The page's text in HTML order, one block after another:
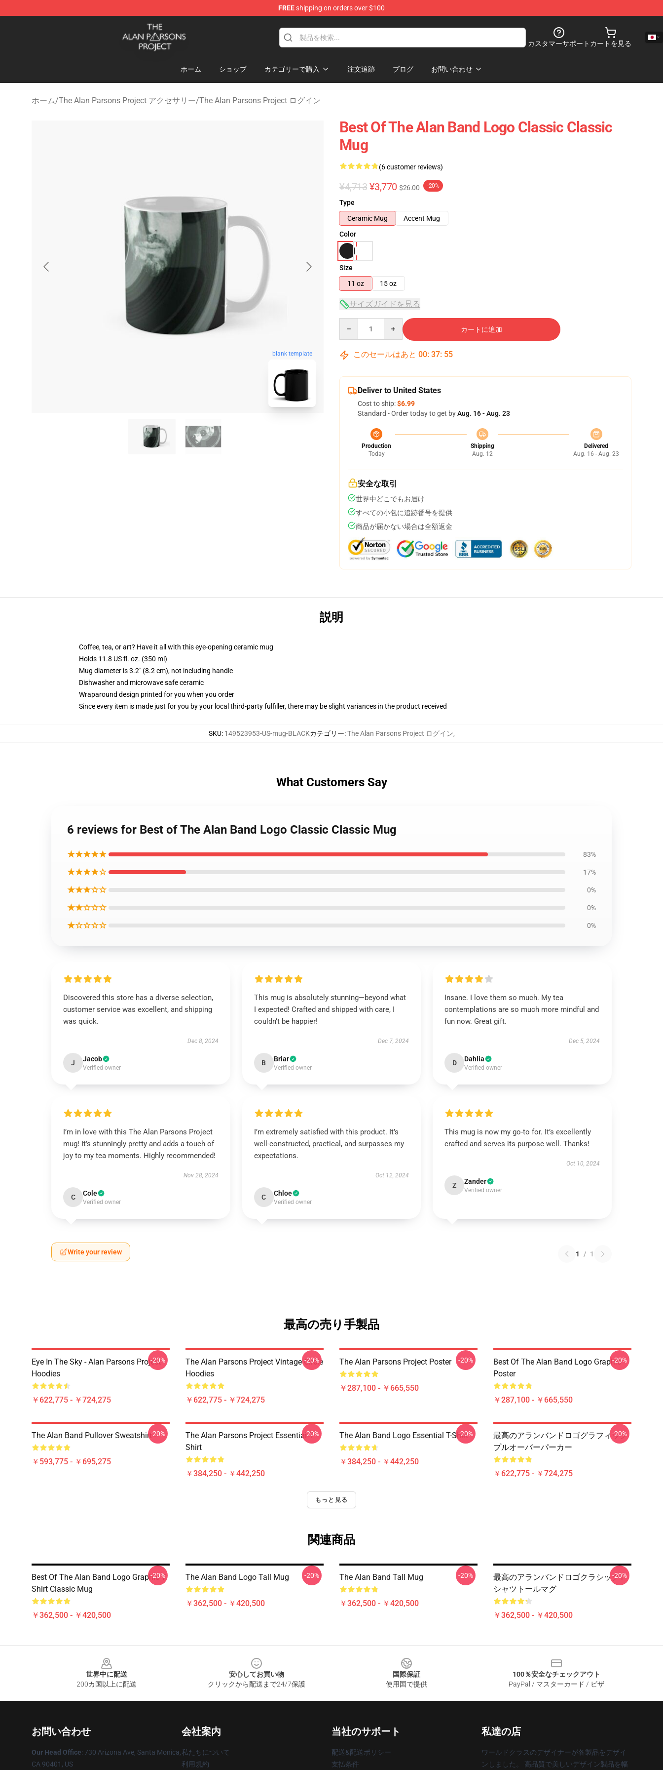
FREEshipping on orders over $100
The Alan Parsons Project Store - Official The Alan Parsons Project Merchandise Shop
カスタマーサポート カートを見る
ホーム ショップ カテゴリーで購入 注文追跡 ブログ お問い合わせ
ホーム/The Alan Parsons Project アクセサリー/The Alan Parsons Project ログイン
blank template
Best Of The Alan Band Logo Classic Classic
Mug
(6 customer reviews)
¥4,713 ¥3,770 $26.00 -20%
Type
Ceramic Mug
Accent Mug
Color
Size
11 oz
15 oz
サイズガイドを見る
カートに追加
このセールはあと 00: 37: 54
Deliver to United States
Cost to ship:$6.99
Standard - Order today to get byAug. 16 - Aug. 23
Production
Today
Shipping
Aug. 12
Delivered
Aug. 16 - Aug. 23
安全な取引
世界中どこでもお届け
すべての小包に追跡番号を提供
商品が届かない場合は全額返金
説明
Coffee, tea, or art? Have it all with this eye-opening ceramic mug
Holds 11.8 US fl. oz. (350 ml)
Mug diameter is 3.2" (8.2 cm), not including handle
Dishwasher and microwave safe ceramic
Wraparound design printed for you when you order
Since every item is made just for you by your local third-party fulfiller, there may be slight variances in the product received
SKU: 149523953-US-mug-BLACKカテゴリー:The Alan Parsons Project ログイン,
What Customers Say
6 reviews for Best of The Alan Band Logo Classic Classic Mug
★★★★★ 83%
★★★★☆ 17%
★★★☆☆ 0%
★★☆☆☆ 0%
★☆☆☆☆ 0%
Discovered this store has a diverse selection,
customer service was excellent, and shipping
was quick.
Dec 8, 2024
J Jacob
Verified owner
This mug is absolutely stunning—beyond what
I expected! Crafted and shipped with care, I
couldn’t be happier!
Dec 7, 2024
B Briar
Verified owner
Insane. I love them so much. My tea
contemplations are so much more mindful and
fun now. Great gift.
Dec 5, 2024
D Dahlia
Verified owner
I’m in love with this The Alan Parsons Project
mug! It’s stunningly pretty and adds a touch of
joy to my tea moments. Highly recommended!
Nov 28, 2024
C Cole
Verified owner
I’m extremely satisfied with this product. It’s
well-constructed, practical, and surpasses my
expectations.
Oct 12, 2024
C Chloe
Verified owner
This mug is now my go-to for. It’s excellently
crafted and serves its purpose well. Thanks!
Oct 10, 2024
Z Zander
Verified owner
Write your review 1 / 1
最高の売り手製品
Eye In The Sky - Alan Parsons Project -
Hoodies
￥622,775 - ￥724,275
-20%
The Alan Parsons Project Vintage Circle
Hoodies
￥622,775 - ￥724,275
-20% The Alan Parsons Project Poster
￥287,100 - ￥665,550
-20%
Best Of The Alan Band Logo Graphic
Poster
￥287,100 - ￥665,550
-20%
The Alan Band Pullover Sweatshirt
￥593,775 - ￥695,275
-20%
The Alan Parsons Project Essential T-
Shirt
￥384,250 - ￥442,250
-20% The Alan Band Logo Essential T-Shirt
￥384,250 - ￥442,250
-20%
最高のアランバンドロゴグラフィック
プルオーバーパーカー
￥622,775 - ￥724,275
-20%
もっと見る
関連商品
Best Of The Alan Band Logo Graphic T
Shirt Classic Mug
￥362,500 - ￥420,500
-20% The Alan Band Logo Tall Mug
￥362,500 - ￥420,500
-20% The Alan Band Tall Mug
￥362,500 - ￥420,500
-20%
最高のアランバンドロゴクラシックT
シャツトールマグ
￥362,500 - ￥420,500
-20%
世界中に配送
200カ国以上に配送
安心してお買い物
クリックから配送まで24/7保護
国際保証
使用国で提供
100％安全なチェックアウト
PayPal / マスターカード / ビザ
お問い合わせ
Our Head Office: 730 Arizona Ave, Santa Monica,
CA 90401, US
会社案内
私たちについて
利用規約
当社のサポート
配送&配送ポリシー
支払条件
私達の店
ワールドクラスのデザイナーが各製品をデザイ
ンしました。 高品質で美しいデザイン製品を幅